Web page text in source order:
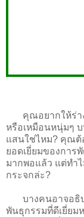
คุณอยากให้ร่าง
หรือเหมือนหนุ่มๆ
แสนใช่ไหม? คุณต้
ยอดเยี่ยมของกา
มากพอแล้ว แต่ทำ
กระจกล่ะ?
บางคนอาจอธิบ
พันธุกรรมที่ดีเยี่ยม